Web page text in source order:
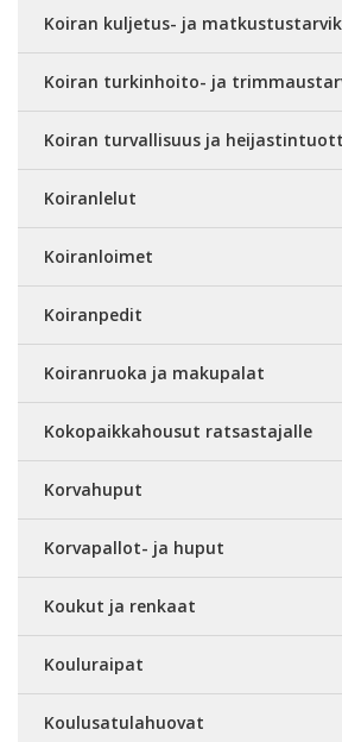
Koiran kuljetus- ja
Koiran turkinhoito- ja
Koiran turvallisuus ja
Koiranlelut
Koiranloimet
Koiranpedit
Koiranruoka ja makupalat
Kokopaikkahousut ratsastajalle
Korvahuput
Korvapallot- ja huput
Koukut ja renkaat
Kouluraipat
Koulusatulahuovat